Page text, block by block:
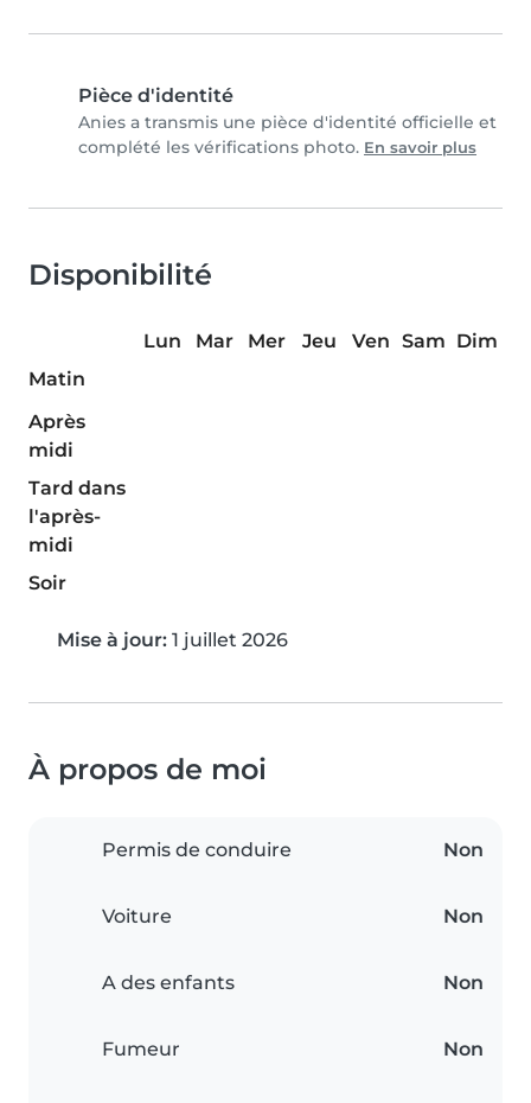
Pièce d'identité
Anies a transmis une pièce d'identité officielle et
complété les vérifications photo. En savoir plus
Disponibilité
Lun Mar Mer Jeu Ven Sam Dim
Matin
Après
midi
Tard dans
l'après-
midi
Soir
Mise à jour: 1 juillet 2026
À propos de moi
Permis de conduire Non
Voiture Non
A des enfants Non
Fumeur Non